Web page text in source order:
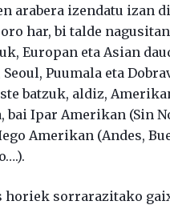
arabera izendatu izan
har, bi talde
Europan eta Asian
Puumala eta
batzuk, aldiz,
bai Ipar Amerikan (Sin
Amerikan (Andes,
horiek sorrarazitako